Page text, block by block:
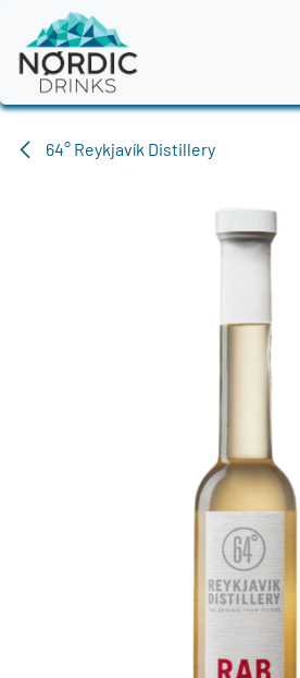
Zum Inhalt springen
64° Reykjavík Distillery